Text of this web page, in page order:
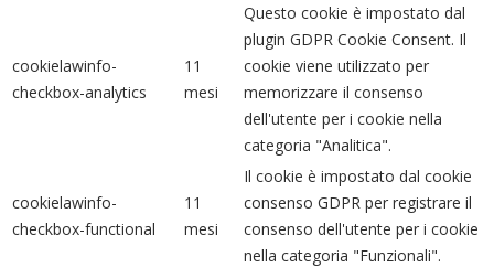
cookielawinfo-
checkbox-analytics
11
mesi
Questo cookie è impostato dal
plugin GDPR Cookie Consent. Il
cookie viene utilizzato per
memorizzare il consenso
dell'utente per i cookie nella
categoria "Analitica".
cookielawinfo-
checkbox-functional
11
mesi
Il cookie è impostato dal cookie
consenso GDPR per registrare il
consenso dell'utente per i cookie
nella categoria "Funzionali".